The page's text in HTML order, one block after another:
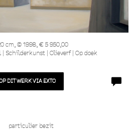
cm, © 1998, € 5 950,00
| Schilderkunst | Olieverf | Op doek
DIT WERK VIA EXTO
, stadsgezicht
bezit